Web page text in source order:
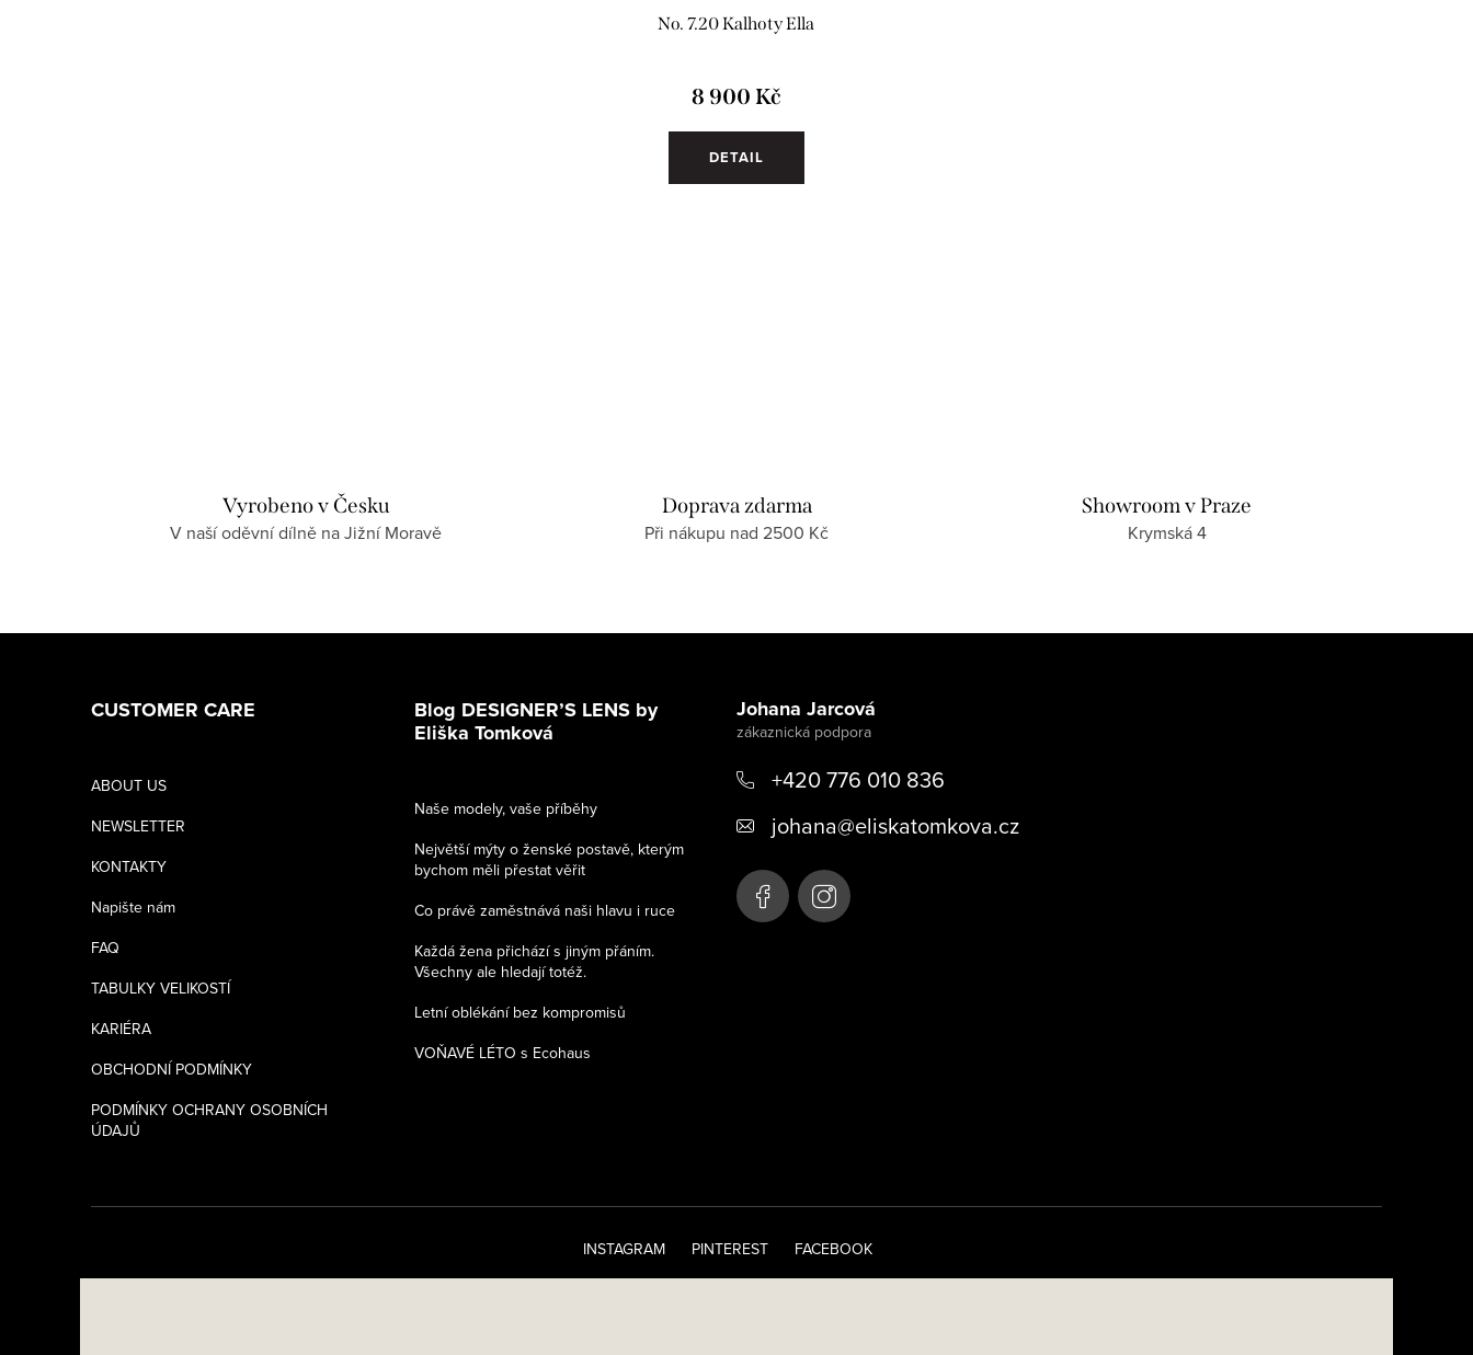
No. 7.20 Kalhoty Ella
8 900 Kč
DETAIL
Vyrobeno v Česku
V naší oděvní dílně na Jižní Moravě
Doprava zdarma
Při nákupu nad 2500 Kč
Showroom v Praze
Krymská 4
CUSTOMER CARE
ABOUT US
NEWSLETTER
KONTAKTY
Napište nám
FAQ
TABULKY VELIKOSTÍ
KARIÉRA
OBCHODNÍ PODMÍNKY
PODMÍNKY OCHRANY OSOBNÍCH
ÚDAJŮ
Blog DESIGNER’S LENS by
Eliška Tomková
Naše modely, vaše příběhy
Největší mýty o ženské postavě, kterým
bychom měli přestat věřit
Co právě zaměstnává naši hlavu i ruce
Každá žena přichází s jiným přáním.
Všechny ale hledají totéž.
Letní oblékání bez kompromisů
VOŇAVÉ LÉTO s Ecohaus
Johana Jarcová
+420 776 010 836
johana@eliskatomkova.cz
INSTAGRAM PINTEREST FACEBOOK